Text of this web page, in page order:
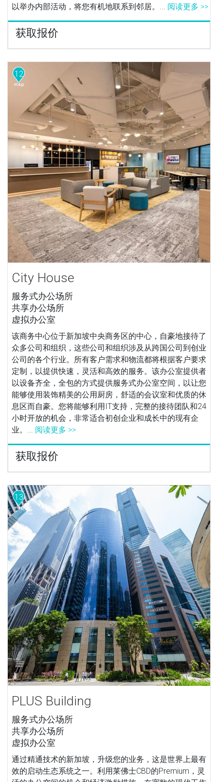
以举办内部活动，将您有机地联系到邻居。... 阅读更多 >>
获取报价
12
City House
服务式办公场所
共享办公场所
虚拟办公室
该商务中心位于新加坡中央商务区的中心，自豪地接待了
众多公司和组织，这些公司和组织涉及从跨国公司到创业
公司的各个行业。所有客户需求和物流都将根据客户要求
定制，以提供快速，灵活和高效的服务。该办公室提供者
以设备齐全，全包的方式提供服务式办公室空间，以让您
能够使用装饰精美的公用厨房，舒适的会议室和优质的休
息区而自豪。您将能够利用IT支持，完整的接待团队和24
小时开放的机会，非常适合初创企业和成长中的现有企
业。... 阅读更多 >>
获取报价
13
PLUS Building
服务式办公场所
共享办公场所
虚拟办公室
通过精通技术的新加坡，升级您的业务，这是世界上最有
效的启动生态系统之一。利用莱佛士CBD的Premium，灵